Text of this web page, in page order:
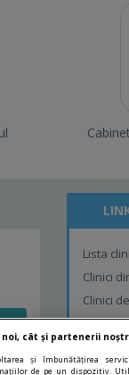
Lista
Clinici
Clinici
Clinici
cât și partenerii
și îmbunătățirea
de pe un dispozitiv.